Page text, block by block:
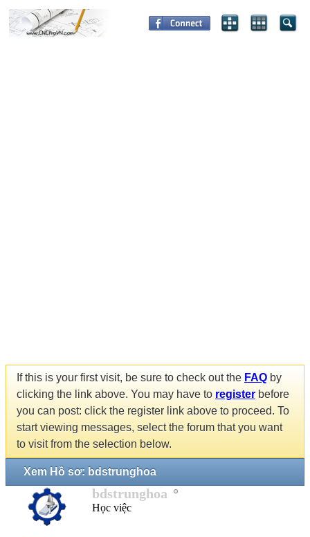
If this is your first visit, be sure to check out the FAQ by
clicking the link above. You may have to register before
you can post: click the register link above to proceed. To
start viewing messages, select the forum that you want
to visit from the selection below.
Xem Hồ sơ: bdstrunghoa
bdstrunghoa
Học việc